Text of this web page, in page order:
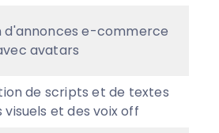
d'annonces e-commerce
avatars
de scripts et de textes
visuels et des voix off